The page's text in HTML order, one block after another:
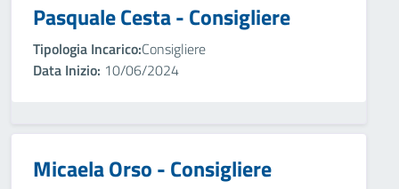
Pasquale Cesta - Consigliere
Tipologia Incarico:Consigliere
Data Inizio: 10/06/2024
Micaela Orso - Consigliere